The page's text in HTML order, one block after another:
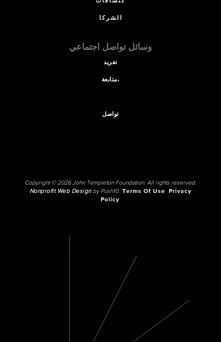
الشركا
وسائل تواصل اجتماعي
تغريد
متابعة،
تواصل
Copyright © 2026 John Templeton Foundation. All rights reserved.
Nonprofit Web Designby Push10. Terms Of Use
Privacy
Policy